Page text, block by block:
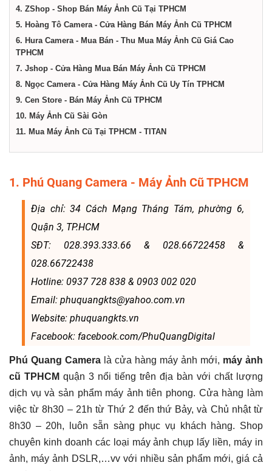
tại
Thành
phố
Hồ
4. ZShop - Shop Bán Máy Ảnh Cũ Tại TPHCM
5. Hoàng Tô Camera - Cửa Hàng Bán Máy Ảnh Cũ TPHCM
6. Hura Camera - Mua Bán - Thu Mua Máy Ảnh Cũ Giá Cao
TPHCM
7. Jshop - Cửa Hàng Mua Bán Máy Ảnh Cũ TPHCM
8. Ngọc Camera - Cửa Hàng Máy Ảnh Cũ Uy Tín TPHCM
9. Cen Store - Bán Máy Ảnh Cũ TPHCM
10. Máy Ảnh Cũ Sài Gòn
11. Mua Máy Ảnh Cũ Tại TPHCM - TITAN
1. Phú Quang Camera - Máy Ảnh Cũ TPHCM
Địa chỉ: 34 Cách Mạng Tháng Tám, phường 6,
Quận 3, TP.HCM
SĐT: 028.393.333.66 & 028.66722458 &
028.66722438
Hotline: 0937 728 838 & 0903 002 020
Email: phuquangkts@yahoo.com.vn
Website: phuquangkts.vn
Facebook: facebook.com/PhuQuangDigital
Phú Quang Camera là cửa hàng máy ảnh mới, máy ảnh
cũ TPHCM quận 3 nổi tiếng trên địa bàn với chất lượng
dịch vụ và sản phẩm máy ảnh tiên phong. Cửa hàng làm
việc từ 8h30 – 21h từ Thứ 2 đến thứ Bảy, và Chủ nhật từ
8h30 – 20h, luôn sẵn sàng phục vụ khách hàng. Shop
chuyên kinh doanh các loại máy ảnh chụp lấy liền, máy in
ảnh, máy ảnh DSLR,…vv với nhiều sản phẩm mới, giá cả